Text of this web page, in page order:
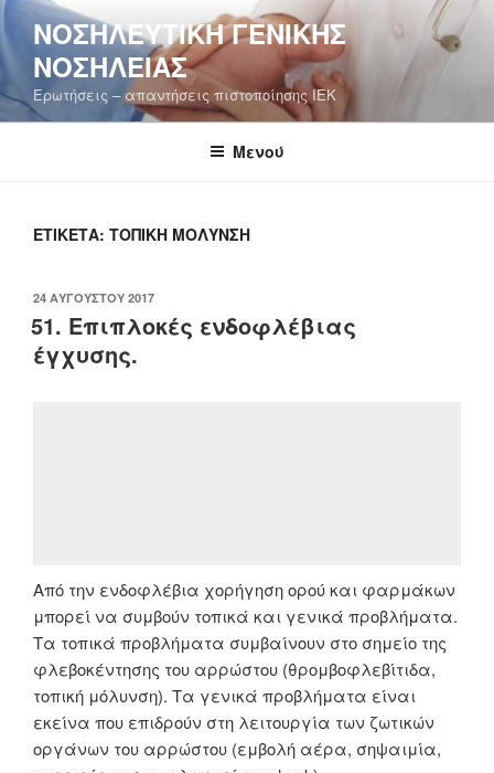
Μετάβαση
στο
περιεχόμενο
ΝΟΣΗΛΕΥΤΙΚΉ ΓΕΝΙΚΉΣ
ΝΟΣΗΛΕΊΑΣ
Ερωτήσεις – απαντήσεις πιστοποίησης ΙΕΚ
Μενού
ΕΤΙΚΈΤΑ: ΤΟΠΙΚΉ ΜΌΛΥΝΣΗ
ΔΗΜΟΣΙΕΎΤΗΚΕ
ΣΤΙΣ
24 ΑΥΓΟΎΣΤΟΥ 2017
51. Επιπλοκές ενδοφλέβιας
έγχυσης.
Από την ενδοφλέβια χορήγηση ορού και φαρμάκων
μπορεί να συμβούν τοπικά και γενικά προβλήματα.
Τα τοπικά προβλήματα συμβαίνουν στο σημείο της
φλεβοκέντησης του αρρώστου (θρομβοφλεβίτιδα,
τοπική μόλυνση). Τα γενικά προβλήματα είναι
εκείνα που επιδρούν στη λειτουργία των ζωτικών
οργάνων του αρρώστου (εμβολή αέρα, σηψαιμία,